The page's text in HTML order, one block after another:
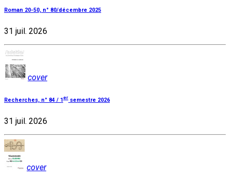
Roman 20-50, n° 80/décembre 2025
31 juil. 2026
cover
Recherches, n° 84 / 1er semestre 2026
31 juil. 2026
cover